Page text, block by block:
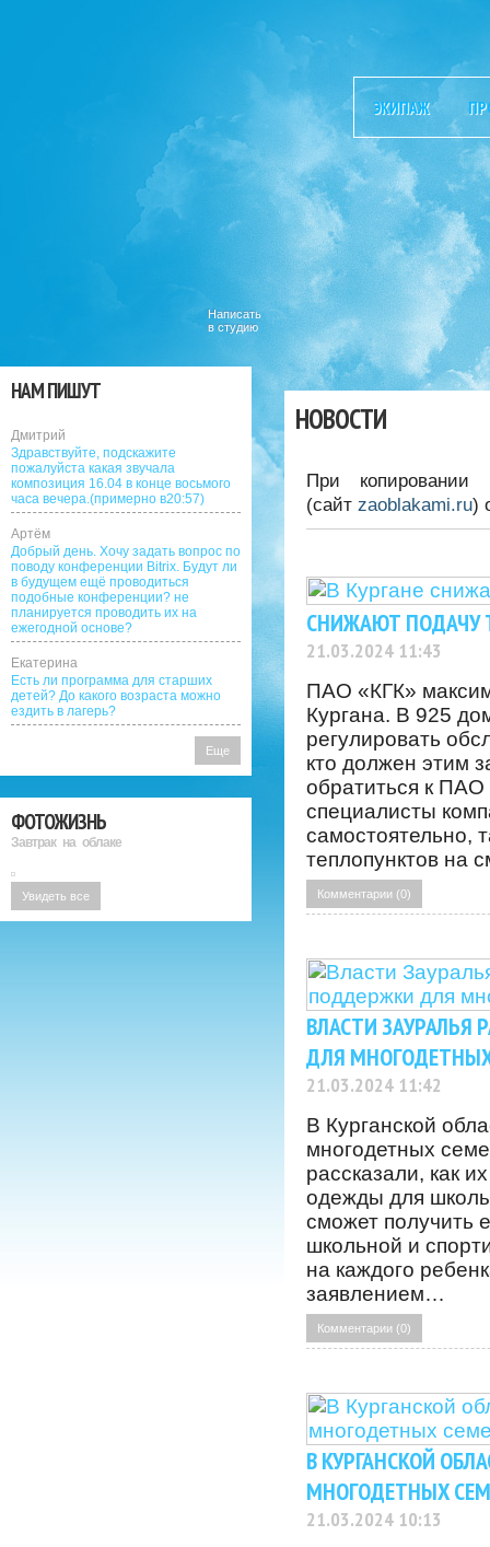
ЭКИПАЖ
Написать
в студию
НАМ ПИШУТ
Дмитрий
Здравствуйте, подскажите
пожалуйста какая звучала
композиция 16.04 в конце восьмого
часа вечера.(примерно в20:57)
Артём
Добрый день. Хочу задать вопрос по
поводу конференции Bitrix. Будут ли
в будущем ещё проводиться
подобные конференции? не
планируется проводить их на
ежегодной основе?
Екатерина
Есть ли программа для старших
детей? До какого возраста можно
ездить в лагерь?
Еще
ФОТОЖИЗНЬ
Завтрак на облаке
Увидеть все
НОВОСТИ
При копировании
(сайт zaoblakami.ru)
СНИЖАЮТ ПОДАЧУ
21.03.2024 11:43
ПАО «КГК»
Кургана. В 925
регулировать
кто должен этим
обратиться к
специалисты
самостоятельно,
теплопунктов на
Комментарии (0)
ВЛАСТИ ЗАУРАЛЬЯ
ДЛЯ
21.03.2024 11:42
В Курганской
многодетных
рассказали, как
одежды для
сможет получить
школьной и
на каждого
заявлением…
Комментарии (0)
В КУРГАНСКОЙ
МНОГОДЕТНЫХ
21.03.2024 10:13